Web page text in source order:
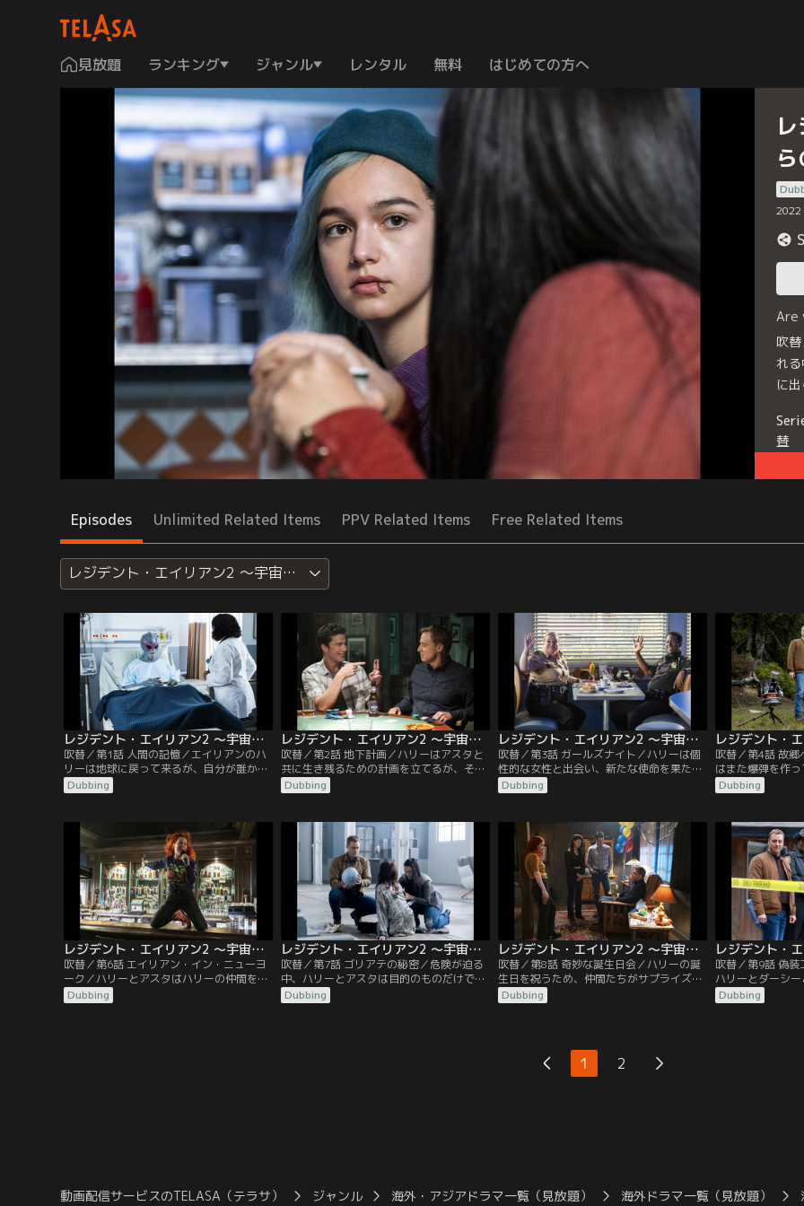
見放題 ランキング ジャンル レンタル 無料 はじめての方へ
2022
Are
吹
れ
に
替
Episodes Unlimited Related Items PPV Related Items Free Related Items
レジデント・エイリアン2 ～宇宙からの訪問者～
レジデント・エイリアン2 ～宇宙からの訪問者～ 第01話／吹替
吹替／第1話 人間の記憶／エイリアンのハ
リーは地球に戻って来るが、自分が誰か分
からなくなっていた。彼の安全を守ること
ができるのはアスタしかいない。
Dubbing
レジデント・エイリアン2 ～宇宙からの訪問者～ 第02話／吹替
吹替／第2話 地下計画／ハリーはアスタと
共に生き残るための計画を立てるが、その
前に保安官が主催するポーカーゲームに参
加しなければならなかった。
Dubbing
レジデント・エイリアン2 ～宇宙からの訪問者～ 第03話／吹替
吹替／第3話 ガールズナイト／ハリーは個
性的な女性と出会い、新たな使命を果たす
うえで彼女が重要なカギとなることに気づ
く。
Dubbing
吹替／第4話 故
はまた爆弾を作
留地でのキャン
になる。
Dubbing
レジデント・エイリアン2 ～宇宙からの訪問者～ 第06話／吹替
吹替／第6話 エイリアン・イン・ニューヨ
ーク／ハリーとアスタはハリーの仲間を捜
しにニューヨークへやって来るが、いろい
ろと想定外のことに見舞われる。
Dubbing
レジデント・エイリアン2 ～宇宙からの訪問者～ 第07話／吹替
吹替／第7話 ゴリアテの秘密／危険が迫る
中、ハリーとアスタは目的のものだけでな
く、必要ではないものまで見つけてしま
う。
Dubbing
レジデント・エイリアン2 ～宇宙からの訪問者～ 第08話／吹替
吹替／第8話 奇妙な誕生日会／ハリーの誕
生日を祝うため、仲間たちがサプライズ・
パーティーを開催。しかし招かれざる危険
な客によって大惨事が引き起こされる。
Dubbing
吹替／第9話 偽
ハリーとダーシ
は、その後、罪
Dubbing
1 2
動画配信サービスのTELASA（テラサ） ジャンル 海外・アジアドラマ一覧（見放題） 海外ドラマ一覧（見放題）